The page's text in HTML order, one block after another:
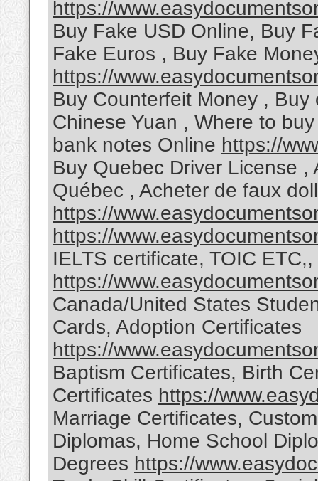
https://
Buy Fake USD Online, Buy
Fake Euros , Buy Fake
https://
Buy Counterfeit Money ,
Chinese Yuan , Where to
bank notes Online https://
Buy Quebec Driver License
Québec , Acheter de faux
https://
https://
IELTS certificate, TOIC
https://
Canada/United States
Cards, Adoption Certificates
https://
Baptism Certificates, Birth
Certificates https://
Marriage Certificates,
Diplomas, Home School
Degrees https://